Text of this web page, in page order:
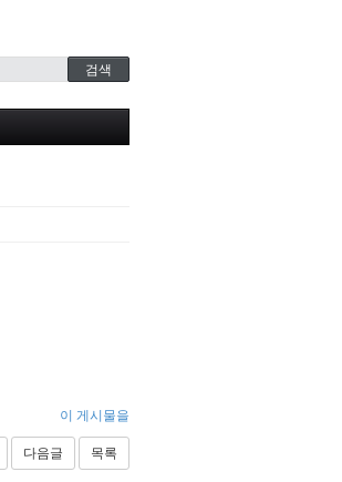
이 게시물을
다음글 목록